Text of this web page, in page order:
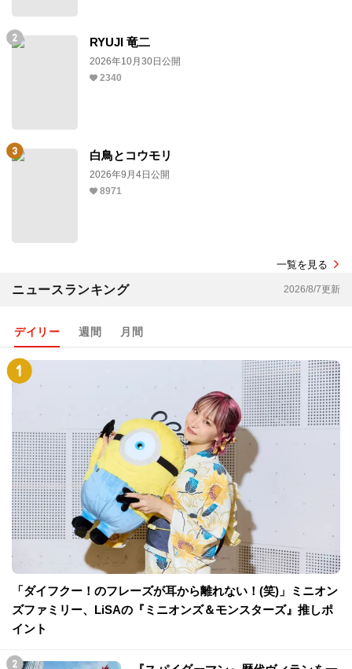
RYUJI 竜二
2026年10月30日公開
2340
白鳥とコウモリ
2026年9月4日公開
8971
一覧を見る
ニュースランキング 2026/8/7更新
デイリー 週間 月間
「ダイフクー！のフレーズが耳から離れない！(笑)」ミニオン
ズファミリー、LiSAの『ミニオンズ＆モンスターズ』推しポ
イント